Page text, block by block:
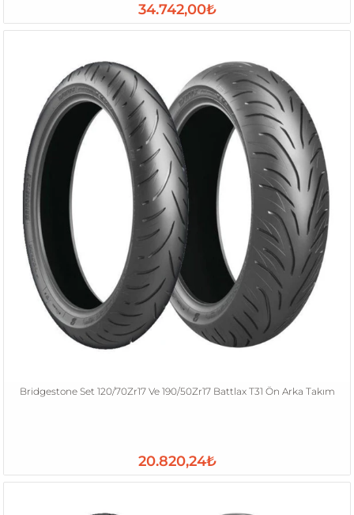
34.742,00₺
Bridgestone Set 120/70Zr17 Ve 190/50Zr17 Battlax T31 Ön Arka Takım
20.820,24₺